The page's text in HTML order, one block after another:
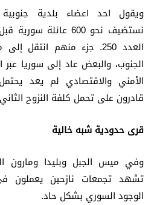
ويقول احد اعضاء بلدية جنوبية
نستضيف نحو 600 عائلة
العدد 250. جزء منهم انتقل
الجنوب، والبعض عاد إلى سوريا
الأمني والاقتصادي لم يعد
قادرون على تحمل كلفة النزوح
قرى حدودية شبه خالية
وفي ميس الجبل وبليدا ومارون
تشهد تجمعات نازحين يعملون في
الوجود السوري بشكل حاد.